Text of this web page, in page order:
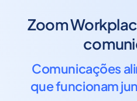
Zoom
Comunicações
que funcionam